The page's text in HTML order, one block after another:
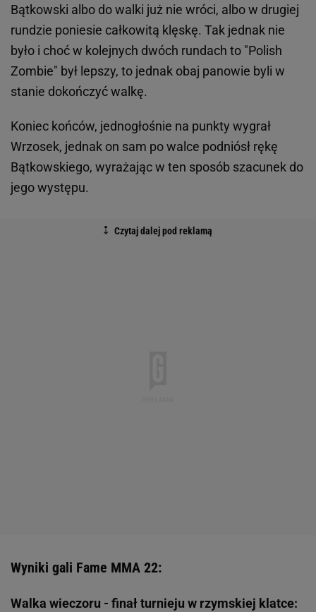
Bątkowski albo do walki już nie wróci, albo w drugiej
rundzie poniesie całkowitą klęskę. Tak jednak nie
było i choć w kolejnych dwóch rundach to "Polish
Zombie" był lepszy, to jednak obaj panowie byli w
stanie dokończyć walkę.
Koniec końców, jednogłośnie na punkty wygrał
Wrzosek, jednak on sam po walce podniósł rękę
Bątkowskiego, wyrażając w ten sposób szacunek do
jego występu.
Wyniki gali Fame MMA 22:
Walka wieczoru - finał turnieju w rzymskiej klatce: